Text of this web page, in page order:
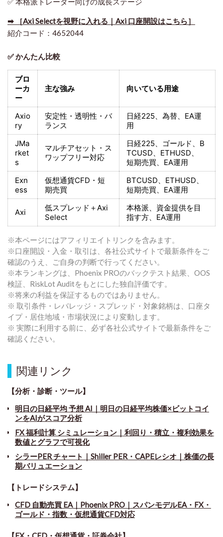
➡ ［Axi Selectを視野に入れる｜Axi 口座開設はこちら］
紹介コード：4652044
✅ かんたん比較
ブロ
ーカ
ー
主な強み 向いている用途
Axio
ry
安定性・透明性・バ
ランス
日経225、為替、EA運
用
JMa
rket
s
マルチアセット・ス
ワップフリー対応
日経225、ゴールド、 B
TCUSD、ETHUSD、
短期売買、EA運用
Exn
ess
仮想通貨CFD・短
期売買
BTCUSD、ETHUSD、
短期売買、EA運用
Axi 低スプレッド＋Axi
Select
本格派、資金提供を目
指す方、EA運用
※本ページにはアフィリエイトリンクを含みます。
※口座開設・入金・取引は、各社公式サイトで最新条件をご
確認のうえ、ご自身の判断で行ってください。
※本ランキングは、Phoenix PROのバックテスト結果、OOS
検証、RiskLot Auditをもとにした独自評価です。
※将来の利益を保証するものではありません。
※ 取引条件・レバレッジ・スプレッド・対象銘柄は、口座タ
イプ・居住地域・市場状況により変動します。
※ 実際に利用する前に、必ず各社公式サイトで最新条件をご
確認ください。
関連リンク
【分析・診断・ツール】
明日の日経平均 予想 AI｜明日の日経平均株価×ビットコイ
ンをAIがスコア分析
FX 福利計算 シミュレーション｜利回り・積立・複利効果を
数値とグラフで可視化
シラーPER チャート ｜ Shiller PER・CAPEレシオ｜株価の長
期バリュエーション
【トレードシステム】
CFD 自動売買 EA｜Phoenix PRO｜スパンモデルEA・FX・
ゴールド・指数・仮想通貨CFD対応